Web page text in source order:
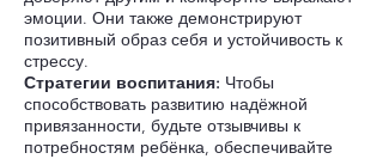
эмоции. Они также демонстрируют
позитивный образ себя и устойчивость к
стрессу.
Стратегии воспитания: Чтобы
способствовать развитию надёжной
привязанности, будьте отзывчивы к
потребностям ребёнка, обеспечивайте